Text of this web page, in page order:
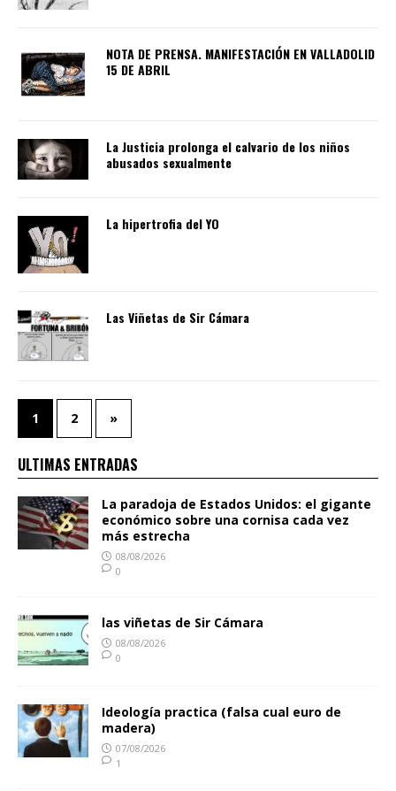
NOTA DE PRENSA. MANIFESTACIÓN EN VALLADOLID
15 DE ABRIL
La Justicia prolonga el calvario de los niños
abusados sexualmente
La hipertrofia del YO
Las Viñetas de Sir Cámara
1 2 »
ULTIMAS ENTRADAS
La paradoja de Estados Unidos: el gigante
económico sobre una cornisa cada vez
más estrecha
08/08/2026
0
las viñetas de Sir Cámara
08/08/2026
0
Ideología practica (falsa cual euro de
madera)
07/08/2026
1